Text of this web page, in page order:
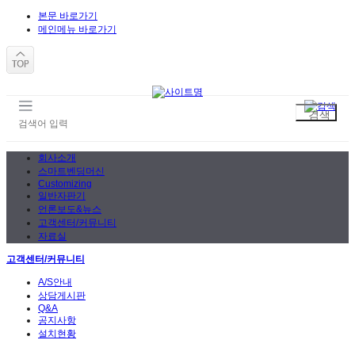
본문 바로가기
메인메뉴 바로가기
회사소개
스마트벤딩머신
Customizing
일반자판기
언론보도&뉴스
고객센터/커뮤니티
자료실
고객센터/커뮤니티
A/S안내
상담게시판
Q&A
공지사항
설치현황